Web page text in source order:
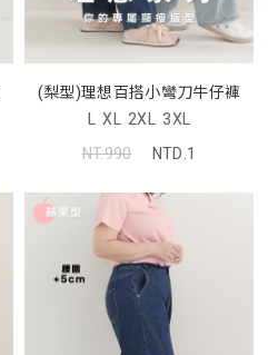
(梨型)理想百搭小彎刀牛仔褲
L XL 2XL 3XL
NT.990
NTD.1